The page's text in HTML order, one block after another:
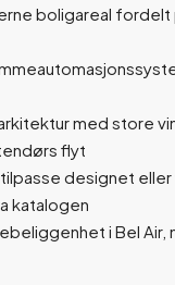
boligareal
med store
flyt
designet
katalogen
i Bel Air,